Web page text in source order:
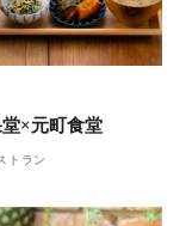
×元町食堂
トラン